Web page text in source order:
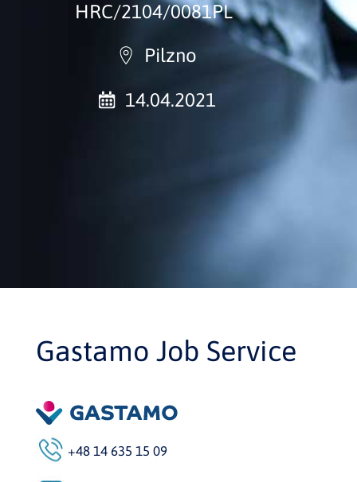
HRC/2104/0081PL
Pilzno
14.04.2021
Gastamo Job Service
+48 14 635 15 09